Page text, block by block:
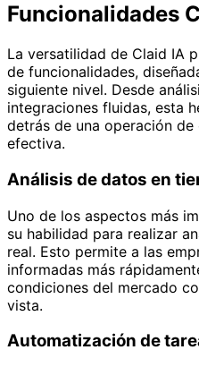
Funcionalidades
La versatilidad de Claid IA
de funcionalidades,
siguiente nivel. Desde
integraciones fluidas, esta
detrás de una operación
efectiva.
Análisis de datos en
Uno de los aspectos más
su habilidad para realizar
real. Esto permite a las
informadas más
condiciones del mercado
vista.
Automatización de